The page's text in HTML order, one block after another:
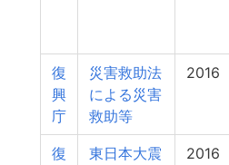
復
興
庁
災害救助法
による災害
救助等
2016
復
東日本大震
2016